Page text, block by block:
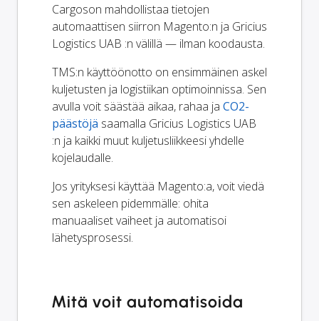
Cargoson mahdollistaa tietojen
automaattisen siirron Magento:n ja Gricius
Logistics UAB :n välillä — ilman koodausta.
TMS:n käyttöönotto on ensimmäinen askel
kuljetusten ja logistiikan optimoinnissa. Sen
avulla voit säästää aikaa, rahaa ja CO2-
päästöjä saamalla Gricius Logistics UAB
:n ja kaikki muut kuljetusliikkeesi yhdelle
kojelaudalle.
Jos yrityksesi käyttää Magento:a, voit viedä
sen askeleen pidemmälle: ohita
manuaaliset vaiheet ja automatisoi
lähetysprosessi.
Mitä voit automatisoida